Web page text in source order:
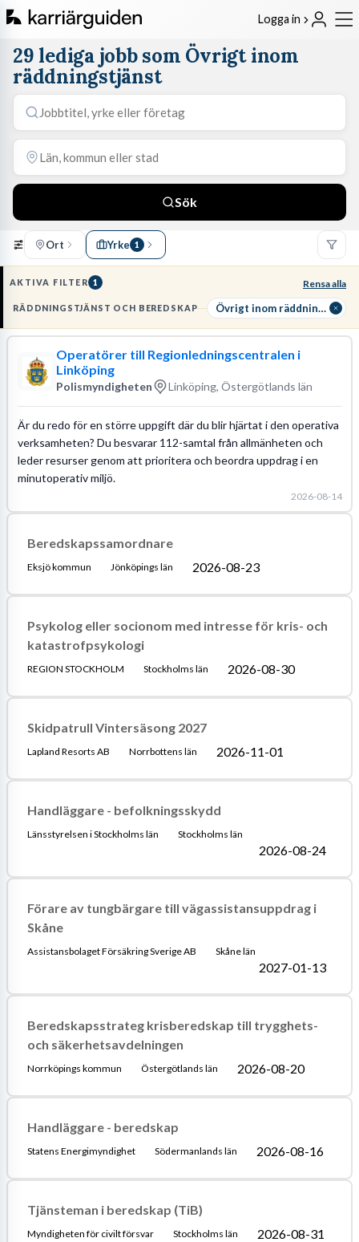
Logga in
29 lediga jobb som Övrigt inom
räddningstjänst
Sök
Ort Yrke 1
AKTIVA FILTER 1 Rensa alla
RÄDDNINGSTJÄNST OCH BEREDSKAP Övrigt inom räddningstjänst
Operatörer till Regionledningscentralen i
Linköping
Polismyndigheten Linköping, Östergötlands län
Är du redo för en större uppgift där du blir hjärtat i den operativa
verksamheten? Du besvarar 112-samtal från allmänheten och
leder resurser genom att prioritera och beordra uppdrag i en
minutoperativ miljö.
2026-08-14
Beredskapssamordnare
Eksjö kommun Jönköpings län 2026-08-23
Psykolog eller socionom med intresse för kris- och
katastrofpsykologi
REGION STOCKHOLM Stockholms län 2026-08-30
Skidpatrull Vintersäsong 2027
Lapland Resorts AB Norrbottens län 2026-11-01
Handläggare - befolkningsskydd
Länsstyrelsen i Stockholms län Stockholms län
2026-08-24
Förare av tungbärgare till vägassistansuppdrag i
Skåne
Assistansbolaget Försäkring Sverige AB Skåne län
2027-01-13
Beredskapsstrateg krisberedskap till trygghets-
och säkerhetsavdelningen
Norrköpings kommun Östergötlands län 2026-08-20
Handläggare - beredskap
Statens Energimyndighet Södermanlands län 2026-08-16
Tjänsteman i beredskap (TiB)
Myndigheten för civilt försvar Stockholms län 2026-08-31